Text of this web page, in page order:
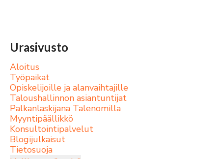
Urasivusto
Aloitus
Työpaikat
Opiskelijoille ja alanvaihtajille
Taloushallinnon asiantuntijat
Palkanlaskijana Talenomilla
Myyntipäällikkö
Konsultointipalvelut
Blogijulkaisut
Tietosuoja